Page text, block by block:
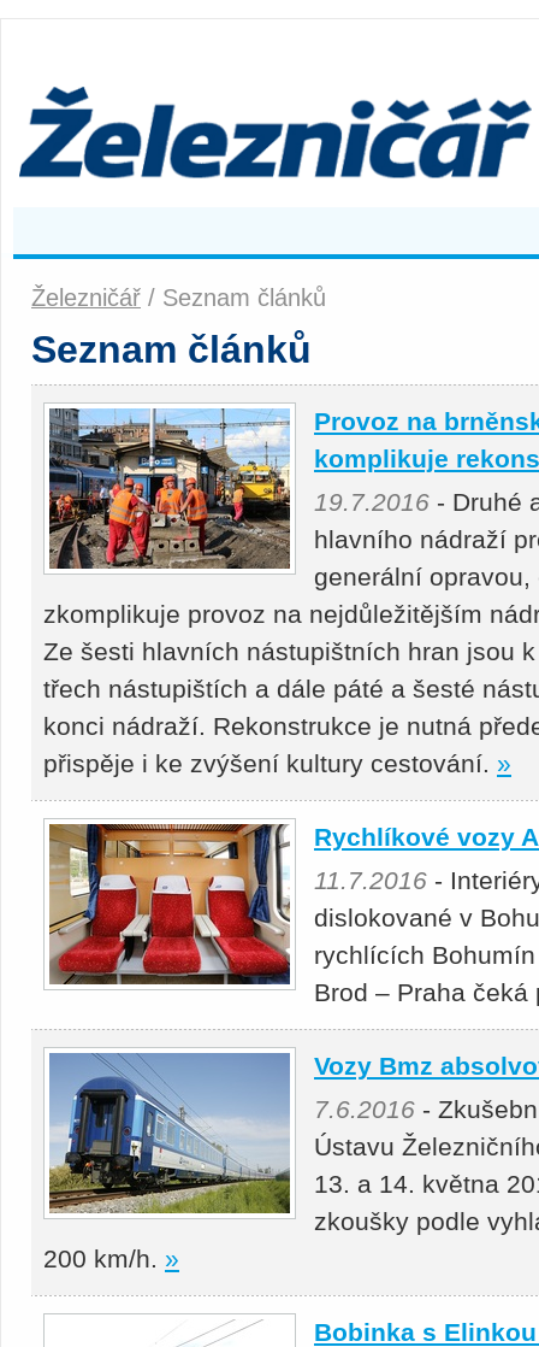
Železničář / Seznam článků
Seznam článků
Provoz na
komplikuje
19.7.2016 - Druhé
hlavního nádraží
generální
zkomplikuje provoz na nejdůležitějším
Ze šesti hlavních nástupištních hran jsou
třech nástupištích a dále páté a šesté
konci nádraží. Rekonstrukce je nutná
přispěje i ke zvýšení kultury cestování. »
Rychlíkové vozy
11.7.2016 -
dislokované v
rychlících
Brod – Praha
Vozy Bmz
7.6.2016 -
Ústavu
13. a 14. května
zkoušky podle
200 km/h. »
Bobinka s